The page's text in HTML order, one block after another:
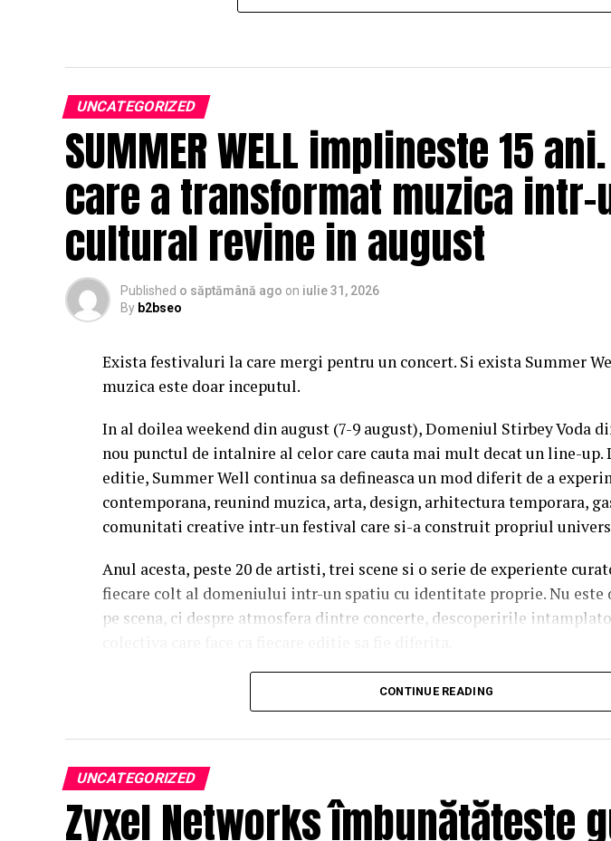
UNCATEGORIZED
SUMMER WELL implineste 15
care a transformat muzica
cultural revine in august
Published o săptămână ago on iulie 31, 2026
By b2bseo
Exista festivaluri la care mergi pentru un concert. Si exista Summer
muzica este doar inceputul.
In al doilea weekend din august (7-9 august), Domeniul Stirbey Voda
nou punctul de intalnire al celor care cauta mai mult decat un line-up.
editie, Summer Well continua sa defineasca un mod diferit de a
contemporana, reunind muzica, arta, design, arhitectura temporara,
comunitati creative intr-un festival care si-a construit propriul
Anul acesta, peste 20 de artisti, trei scene si o serie de experiente
fiecare colt al domeniului intr-un spatiu cu identitate proprie. Nu este
pe scena, ci despre atmosfera dintre concerte, descoperirile
Trei scene. Trei universuri. Un singur soundtrack al verii.
sensibilitatea lui Charlotte Cardin si vibe-ul cinematic al lui Two Feet,
propune un line-up construit pentru momente care raman cu tine
Lor li se alatura si nume precum DE’WAYNE, Noga Erez sau Jalen
CONTINUE READING
UNCATEGORIZED
Zyxel Networks îmbunătățește